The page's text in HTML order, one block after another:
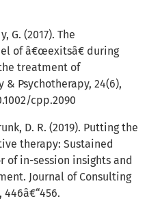
G. (2017). The
of â€œexitsâ€ during
treatment of
& Psychotherapy, 24(6),
cpp.2090
D. R. (2019). Putting the
therapy: Sustained
of in-session insights and
Journal of Consulting
446â€“456.